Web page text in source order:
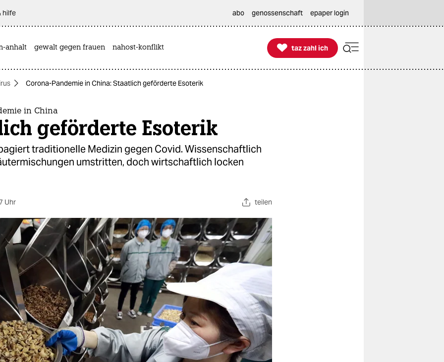
hilfe abo genossenschaft epaper login
anhalt gewalt gegen frauen nahost-konflikt 
taz zahl ich
taz zahl ich
Corona-Pandemie in China: Staatlich geförderte Esoterik
in China
geförderte Esoterik
traditionelle Medizin gegen Covid. Wissenschaftlich
umstritten, doch wirtschaftlich locken
Uhr teilen